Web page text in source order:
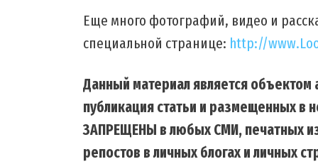
Еще много фотографий, видео и
специальной странице: http://
Данный материал является объектом
публикация статьи и размещенных в
ЗАПРЕЩЕНЫ в любых СМИ, печатных
репостов в личных блогах и личных